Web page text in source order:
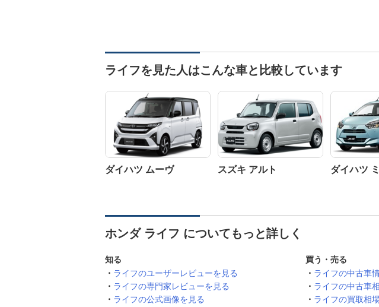
ライフを見た人はこんな車と比較しています
ダイハツ ムーヴ スズキ アルト ダイハツ
ホンダ ライフ についてもっと詳しく
知る
ライフのユーザーレビューを見る
ライフの専門家レビューを見る
ライフの公式画像を見る
買う・売る
ライフの中古車
ライフの中古車
ライフの買取相